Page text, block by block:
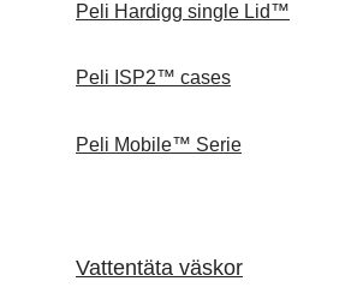
Peli Hardigg single Lid™
Peli ISP2™ cases
Peli Mobile™ Serie
Vattentäta väskor